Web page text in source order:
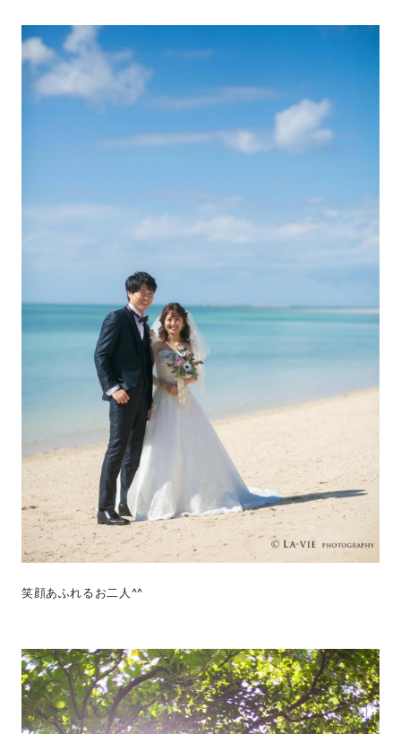
笑顔あふれるお二人^^